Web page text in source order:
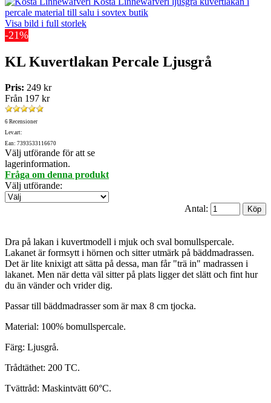
Visa bild i full storlek
-21%
KL Kuvertlakan Percale Ljusgrå
Pris: 249 kr
Från 197 kr
6 Recensioner
Lev.art:
Ean: 7393533116670
Välj utförande för att se
lagerinformation.
Fråga om denna produkt
Välj utförande:
Antal:
Dra på lakan i kuvertmodell i mjuk och sval bomullspercale.
Lakanet är formsytt i hörnen och sitter utmärk på bäddmadrassen.
Det är lite knixigt att sätta på dessa, man får "trä in" madrassen i
lakanet. Men när detta väl sitter på plats ligger det slätt och fint hur
du än vänder och vrider dig.
Passar till bäddmadrasser som är max 8 cm tjocka.
Material: 100% bomullspercale.
Färg: Ljusgrå.
Trådtäthet: 200 TC.
Tvättråd: Maskintvätt 60°C.